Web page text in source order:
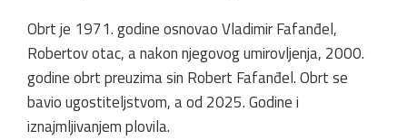
Obrt je 1971. godine osnovao Vladimir Fafanđel,
Robertov otac, a nakon njegovog umirovljenja, 2000.
godine obrt preuzima sin Robert Fafanđel. Obrt se
bavio ugostiteljstvom, a od 2025. Godine i
iznajmljivanjem plovila.